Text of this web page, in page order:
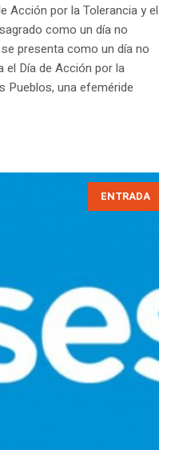
Acción por la Tolerancia y el
como un día no
presenta como un día no
el Día de Acción por la
Pueblos, una efeméride
ENTRADA